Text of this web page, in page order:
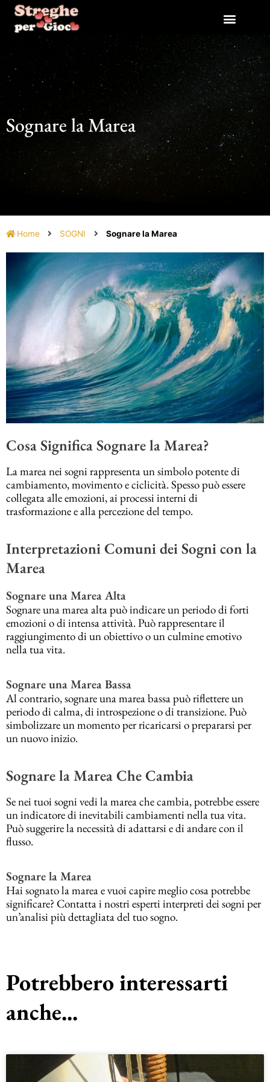
contenuto
Sognare la Marea
Home SOGNI Sognare la Marea
Cosa Significa Sognare la Marea?
La marea nei sogni rappresenta un simbolo potente di
cambiamento, movimento e ciclicità. Spesso può essere
collegata alle emozioni, ai processi interni di
trasformazione e alla percezione del tempo.
Interpretazioni Comuni dei Sogni con la
Marea
Sognare una Marea Alta
Sognare una marea alta può indicare un periodo di forti
emozioni o di intensa attività. Può rappresentare il
raggiungimento di un obiettivo o un culmine emotivo
nella tua vita.
Sognare una Marea Bassa
Al contrario, sognare una marea bassa può riflettere un
periodo di calma, di introspezione o di transizione. Può
simbolizzare un momento per ricaricarsi o prepararsi per
un nuovo inizio.
Sognare la Marea Che Cambia
Se nei tuoi sogni vedi la marea che cambia, potrebbe essere
un indicatore di inevitabili cambiamenti nella tua vita.
Può suggerire la necessità di adattarsi e di andare con il
flusso.
Sognare la Marea
Hai sognato la marea e vuoi capire meglio cosa potrebbe
significare? Contatta i nostri esperti interpreti dei sogni per
un’analisi più dettagliata del tuo sogno.
Potrebbero interessarti
anche...